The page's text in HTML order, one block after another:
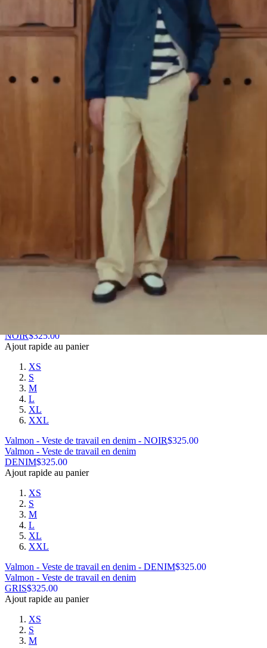
Fr
En
VOLCI - VESTE DE TRAVAIL DENIM
M
NOIR$325.00
Ajout rapide au panier
XS
S
M
L
XL
XXL
Valmon - Veste de travail en denim - NOIR$325.00
Valmon - Veste de travail en denim
DENIM$325.00
Ajout rapide au panier
XS
S
M
L
XL
XXL
Valmon - Veste de travail en denim - DENIM$325.00
Valmon - Veste de travail en denim
GRIS$325.00
Ajout rapide au panier
XS
S
M